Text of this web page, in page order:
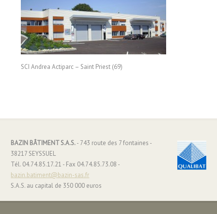
SCI Andrea Actiparc – Saint Priest (69)
BAZIN BÂTIMENT S.A.S.- 743 route des 7 fontaines -
38217 SEYSSUEL
Tél. 04.74.85.17.21 - Fax 04.74.85.73.08 -
bazin.batiment@bazin-sas.fr
S.A.S. au capital de 350 000 euros